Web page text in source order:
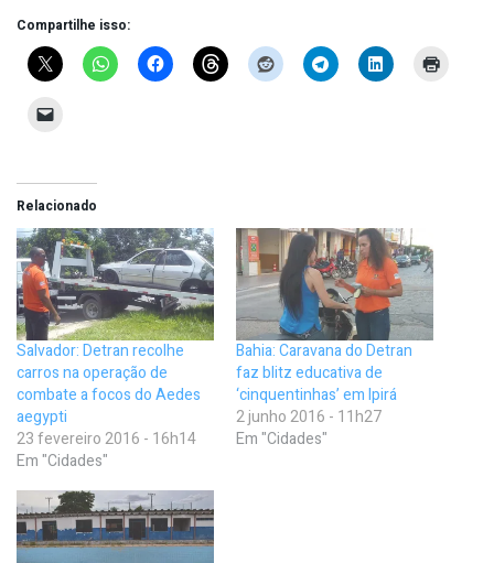
Compartilhe isso:
Relacionado
Salvador: Detran recolhe
carros na operação de
combate a focos do Aedes
aegypti
23 fevereiro 2016 - 16h14
Em "Cidades"
Bahia: Caravana do Detran
faz blitz educativa de
‘cinquentinhas’ em Ipirá
2 junho 2016 - 11h27
Em "Cidades"